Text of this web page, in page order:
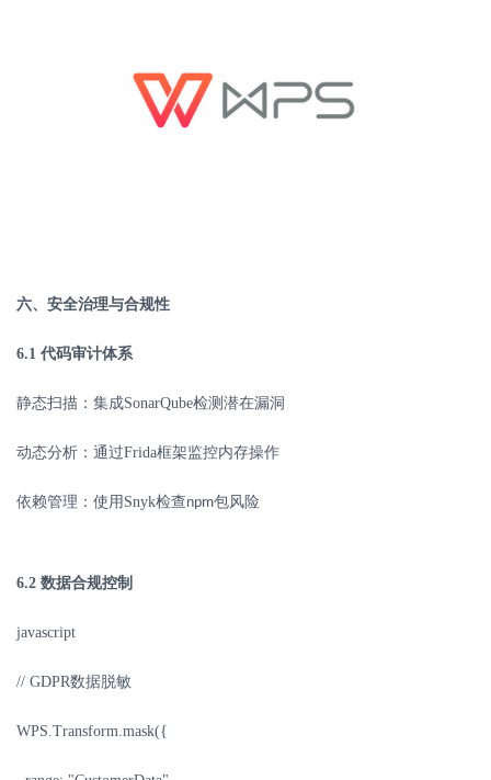
六、安全治理与合规性
6.1 代码审计体系
静态扫描：集成SonarQube检测潜在漏洞
动态分析：通过Frida框架监控内存操作
依赖管理：使用 Snyk检查npm包风险
6.2 数据合规控制
javascript
// GDPR数据脱敏
WPS.Transform.mask({